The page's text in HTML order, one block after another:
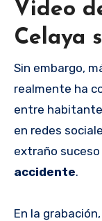
Video
Celaya
Sin embargo,
realmente ha
entre
en redes
extraño
accidente.
En la